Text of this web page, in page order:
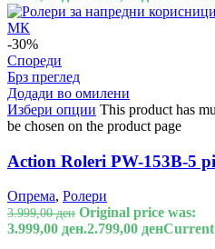
-30%
Спореди
Брз преглед
Додади во омилени
Избери опции This product has
be chosen on the product page
Action Roleri PW-153B-5
Опрема, Ролери
3.999,00ден Original price was:
3.999,00 ден.2.799,00 денCurrent